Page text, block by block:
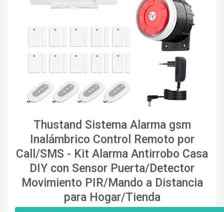
Thustand Sistema Alarma gsm
Inalámbrico Control Remoto por
Call/SMS - Kit Alarma Antirrobo Casa
DIY con Sensor Puerta/Detector
Movimiento PIR/Mando a Distancia
para Hogar/Tienda